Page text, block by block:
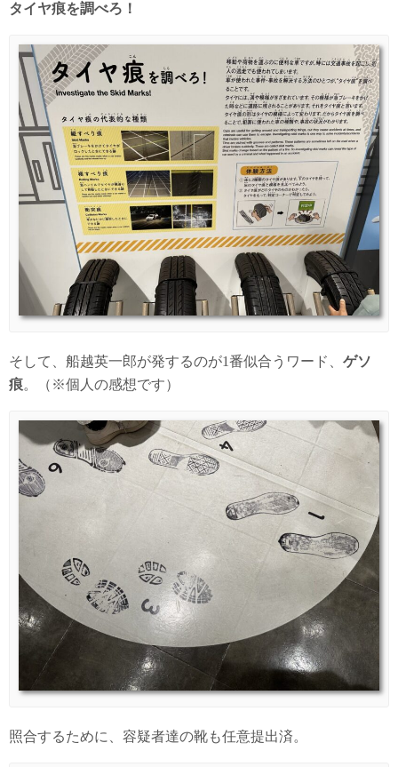
タイヤ痕を調べろ！
そして、船越英一郎が発するのが1番似合うワード、 ゲソ
痕。（※個人の感想です）
照合するために、容疑者達の靴も任意提出済。